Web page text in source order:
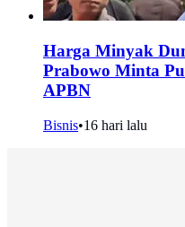
Harga Minyak
Prabowo Minta
APBN
Bisnis•16 hari lalu